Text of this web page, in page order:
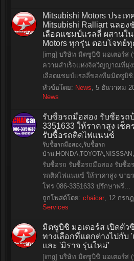
Mitsubishi Motors ประเ
Mitsubishi Ralliart ฉลอง
เลือดแชมป์แรลลี่ ผสานใ
Motors ทุกรุ่น ตอบโจทย์
[img] บริษัท มิตซูบิชิ มอเตอร์ส
ความสำเร็จแห่งจิตวิญญาณที่มุ่
เลือดแชมป์แรลลี่ของทีมมิตซูบิชิ
หัวข้อโดย: News, 5 ธันวาคม
News
รับซื้อรถมือสอง รับซื้อรถ
3351633 ให้ราคาสูง เช็ค
รับซื้อรถติดไฟแนนซ์
รับซื้อรถมือสอง,รับซื้อรถ
บ้าน
รับซื้อรถ รับซื้อรถมือสอง รับซื้
รถติดไฟแนนซ์ ให้ราคาสูง ขาย
โทร 086-3351633 ปรึกษาฟรี...
ถูกโพสต์โดย: chaicar, 12 กรก
Services
มิตซูบิชิ มอเตอร์ส เปิดตัว
ทางเลือกที่แตกต่างไปกับ
และ 'มิราจ รุ่นใหม่'
[img] บริษัท มิตซูบิชิ มอเตอร์ส